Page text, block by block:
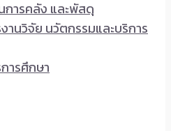
การคลัง และพัสดุ
านวิจัย นวัตกรรมและบริการ
ารศึกษา